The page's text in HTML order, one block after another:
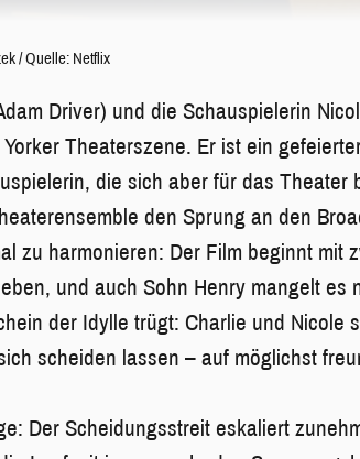
/Quelle: Netflix
Driver) und die Schauspielerin
Theaterszene. Er ist ein
die sich aber für das Theater
den Sprung an den
zu harmonieren: Der Film beginnt mit
und auch Sohn Henry mangelt es
der Idylle trügt: Charlie und Nicole
scheiden lassen – auf möglichst
Der Scheidungsstreit eskaliert